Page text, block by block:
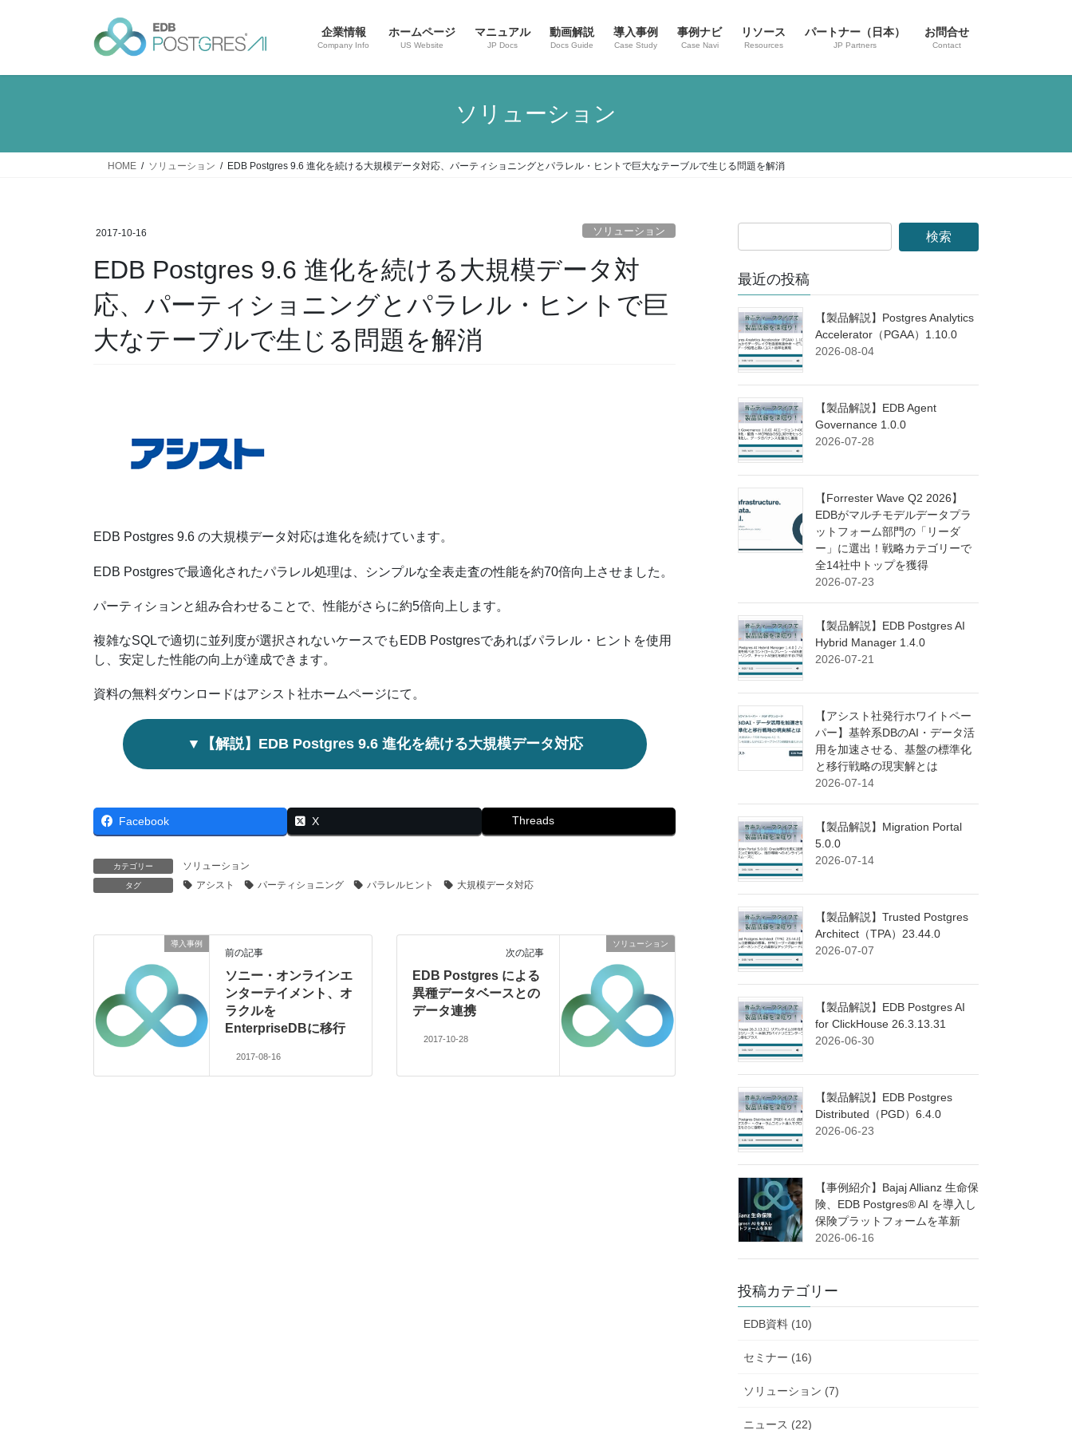
企業情報
Company Info
ホームページ
US Website
マニュアル
JP Docs
動画解説
Docs Guide
導入事例
Case Study
事例ナビ
Case Navi
リソース
Resources
パートナー（日本）
JP Partners
お問合せ
Contact
ソリューション
HOME ソリューション EDB Postgres 9.6 進化を続ける大規模データ対応、パーティショニングとパラレル・ヒントで巨大なテーブルで生じる問題を解消
2017-10-16 ソリューション
EDB Postgres 9.6 進化を続ける大規模データ対
応、パーティショニングとパラレル・ヒントで巨
大なテーブルで生じる問題を解消
EDB Postgres 9.6 の大規模データ対応は進化を続けています。
EDB Postgresで最適化されたパラレル処理は、シンプルな全表走査の性能を約70倍向上させました。
パーティションと組み合わせることで、性能がさらに約5倍向上します。
複雑なSQLで適切に並列度が選択されないケースでもEDB Postgresであればパラレル・ヒントを使用
し、安定した性能の向上が達成できます。
資料の無料ダウンロードはアシスト社ホームページにて。
▼【解説】EDB Postgres 9.6 進化を続ける大規模データ対応
Facebook X Threads
カテゴリー ソリューション
タグ アシスト パーティショニング パラレルヒント 大規模データ対応
導入事例
前の記事
ソニー・オンラインエ
ンターテイメント、オ
ラクルを
EnterpriseDBに移行
2017-08-16
ソリューション
次の記事
EDB Postgres による
異種データベースとの
データ連携
2017-10-28
最近の投稿
【製品解説】Postgres Analytics
Accelerator（PGAA）1.10.0
2026-08-04
【製品解説】EDB Agent
Governance 1.0.0
2026-07-28
【Forrester Wave Q2 2026】
EDBがマルチモデルデータプラ
ットフォーム部門の「リーダ
ー」に選出！戦略カテゴリーで
全14社中トップを獲得
2026-07-23
【製品解説】EDB Postgres AI
Hybrid Manager 1.4.0
2026-07-21
【アシスト社発行ホワイトペー
パー】基幹系DBのAI・データ活
用を加速させる、基盤の標準化
と移行戦略の現実解とは
2026-07-14
【製品解説】Migration Portal
5.0.0
2026-07-14
【製品解説】Trusted Postgres
Architect（TPA）23.44.0
2026-07-07
【製品解説】EDB Postgres AI
for ClickHouse 26.3.13.31
2026-06-30
【製品解説】EDB Postgres
Distributed（PGD）6.4.0
2026-06-23
【事例紹介】Bajaj Allianz 生命保
険、EDB Postgres® AI を導入し
保険プラットフォームを革新
2026-06-16
投稿カテゴリー
EDB資料 (10)
セミナー (16)
ソリューション (7)
ニュース (22)